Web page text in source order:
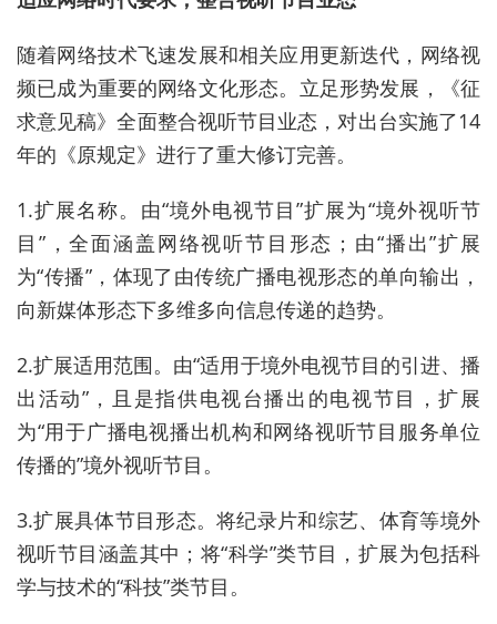
随着网络技术飞速发展和相关应用更新迭代，网络视
频已成为重要的网络文化形态。立足形势发展，《征
求意见稿》全面整合视听节目业态，对出台实施了14
年的《原规定》进行了重大修订完善。
1.扩展名称。由“境外电视节目”扩展为“境外视听节
目”，全面涵盖网络视听节目形态；由“播出”扩展
为“传播”，体现了由传统广播电视形态的单向输出，
向新媒体形态下多维多向信息传递的趋势。
2.扩展适用范围。由“适用于境外电视节目的引进、播
出活动”，且是指供电视台播出的电视节目，扩展
为“用于广播电视播出机构和网络视听节目服务单位
传播的”境外视听节目。
3.扩展具体节目形态。将纪录片和综艺、体育等境外
视听节目涵盖其中；将“科学”类节目，扩展为包括科
学与技术的“科技”类节目。